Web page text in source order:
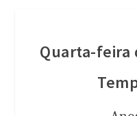
Quarta-feira